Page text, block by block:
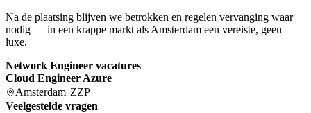
Na de plaatsing blijven we betrokken en regelen vervanging waar
nodig — in een krappe markt als Amsterdam een vereiste, geen
luxe.
Network Engineer vacatures
Cloud Engineer Azure
Amsterdam ZZP
Veelgestelde vragen